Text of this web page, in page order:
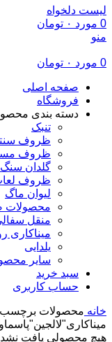
لیست دلخواه
0 مورد ۰ تومان
منو
0 مورد ۰ تومان
صفحه اصلی
فروشگاه
دسته بندی
تنبک
ظروف
ظروف
گلدان
ظروف
لیوان ماگ
محصولات
منقل
میناکاری
یلدایی
سایر
سبد خرید
حساب کاربری
خانه محصولات برچسب
هیچ محصولی یافت